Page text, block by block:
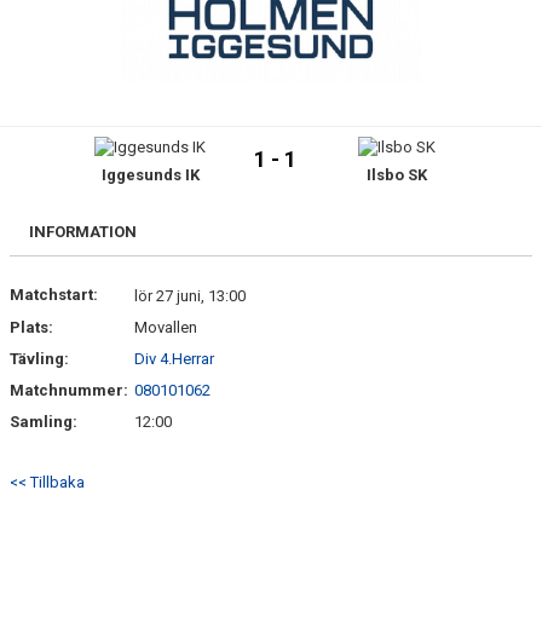
BILDGALLERI
DOKUMENT
MATCHER
Iggesunds IK
1 - 1
Ilsbo SK
INFORMATION
Matchstart:
lör 27 juni, 13:00
Plats:
Movallen
Tävling:
Div 4.Herrar
Matchnummer: 080101062
Samling:
12:00
<< Tillbaka